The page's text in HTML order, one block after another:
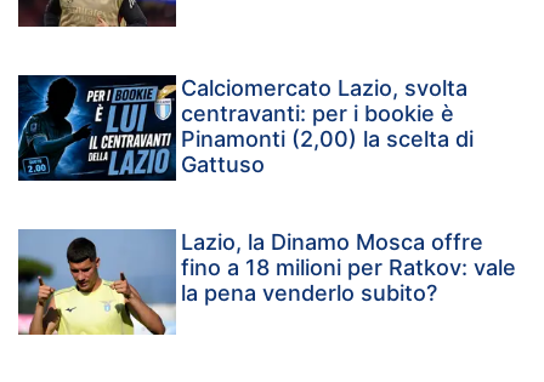
Calciomercato Lazio, svolta
centravanti: per i bookie è
Pinamonti (2,00) la scelta di
Gattuso
Lazio, la Dinamo Mosca offre
fino a 18 milioni per Ratkov: vale
la pena venderlo subito?